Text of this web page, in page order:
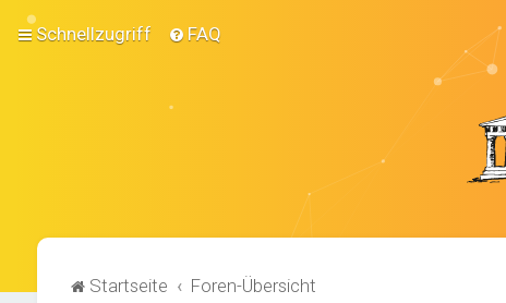
Schnellzugriff FAQ
Startseite Foren-Übersicht